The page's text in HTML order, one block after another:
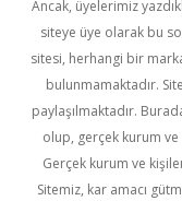
Ancak, üyelerimiz
siteye üye olarak bu
sitesi, herhangi bir
bulunmamaktadır.
paylaşılmaktadır.
olup, gerçek kurum ve
Gerçek kurum ve
Sitemiz, kar amacı